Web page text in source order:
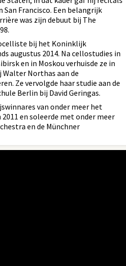
San Francisco. Een belangrijk
was zijn debuut bij The
bij het Koninklijk
augustus 2014. Na cellostudies in
en in Moskou verhuisde ze in
Walter Northas aan de
Ze vervolgde haar ­studie aan de
­Berlin bij David Geringas.
van onder meer het
en soleerde met onder meer
en de Münchner